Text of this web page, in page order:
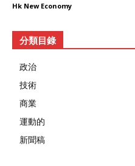
Hk New Economy
分類目錄
政治
技術
商業
運動的
新聞稿